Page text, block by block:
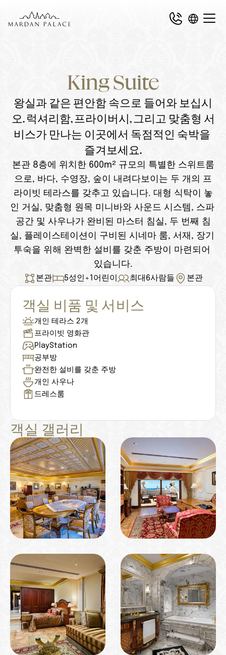
King Suite
왕실과 같은 편안함 속으로 들어와 보십시
오. 럭셔리함, 프라이버시, 그리고 맞춤형 서
비스가 만나는 이곳에서 독점적인 숙박을
즐겨보세요.
본관 5성인+1 어린이 최대 6사람들 본관
본관 8층에 위치한 600m² 규모의 특별한 스위트룸
으로, 바다, 수영장, 숲이 내려다보이는 두 개의 프
라이빗 테라스를 갖추고 있습니다. 대형 식탁이 놓
인 거실, 맞춤형 원목 미니바와 사운드 시스템, 스파
공간 및 사우나가 완비된 마스터 침실, 두 번째 침
실, 플레이스테이션이 구비된 시네마 룸, 서재, 장기
투숙을 위해 완벽한 설비를 갖춘 주방이 마련되어
있습니다.
객실 비품 및 서비스
개인 테라스 2개
프라이빗 영화관
PlayStation
공부방
완전한 설비를 갖춘 주방
개인 사우나
드레스룸
객실 갤러리